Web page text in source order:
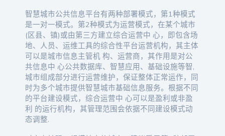
智慧城市公共信息平台有两种部署模式，第1种模式
是一对一模式。第2种模式为运营模式，在某个城市
(区县、镇)或由第三方建立综合运营中 心，即包含场
地、人员、运维工具的综合性平台运营机构，其主体
可以是城市信息主管机 构、运营商，其作用是对公
共信息中 心公共数据库、智慧应用、基础设施等智,
城市组成部分进行运营维护，保证整体正常运作，同
时为多个城市提供智慧城市基础信息服务。根据不同
的平台建设模式，综合运营中 心可以是盈利或非盈
利 的运行机构，其管理范围会依据不同建设模式动
态调整.